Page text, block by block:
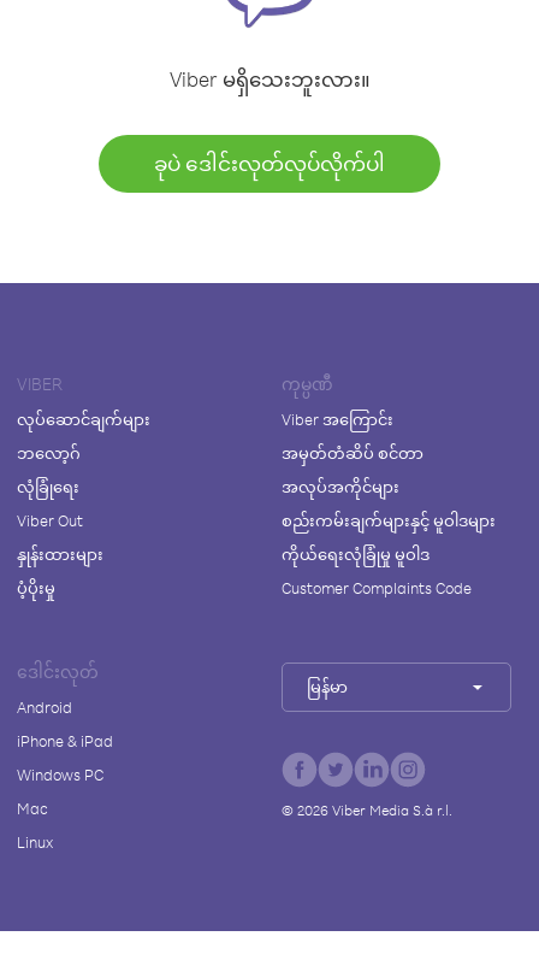
Viber မရှိသေးဘူးလား။
ခုပဲ ဒေါင်းလုတ်လုပ်လိုက်ပါ
VIBER
လုပ်ဆောင်ချက်များ
ဘလော့ဂ်
လုံခြုံရေး
Viber Out
နှုန်းထားများ
ပံ့ပိုးမှု
ကုမ္ပဏီ
Viber အကြောင်း
အမှတ်တံဆိပ် စင်တာ
အလုပ်အကိုင်များ
စည်းကမ်းချက်များနှင့် မူဝါဒများ
ကိုယ်ရေးလုံခြုံမှု မူဝါဒ
Customer Complaints Code
ဒေါင်းလုတ်
Android
iPhone & iPad
Windows PC
Mac
Linux
မြန်မာ
© 2026Viber Media S.à r.l.